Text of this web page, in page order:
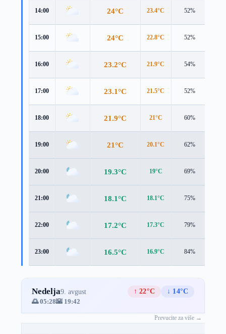
14:00 24°C 23.4°C 52%
15:00 24°C 22.8°C 52%
16:00 23.2°C 21.9°C 54%
17:00 23.1°C 21.5°C 52%
18:00 21.9°C 21°C 60%
19:00 21°C 20.1°C 62%
20:00 19.3°C 19°C 69%
21:00 18.1°C 18.1°C 75%
22:00 17.2°C 17.3°C 79%
23:00 16.5°C 16.9°C 84%
Nedelja9. avgust ↑ 22°C
↓ 14°C
🌅 05:28🌇 19:42
Prevucite za više →